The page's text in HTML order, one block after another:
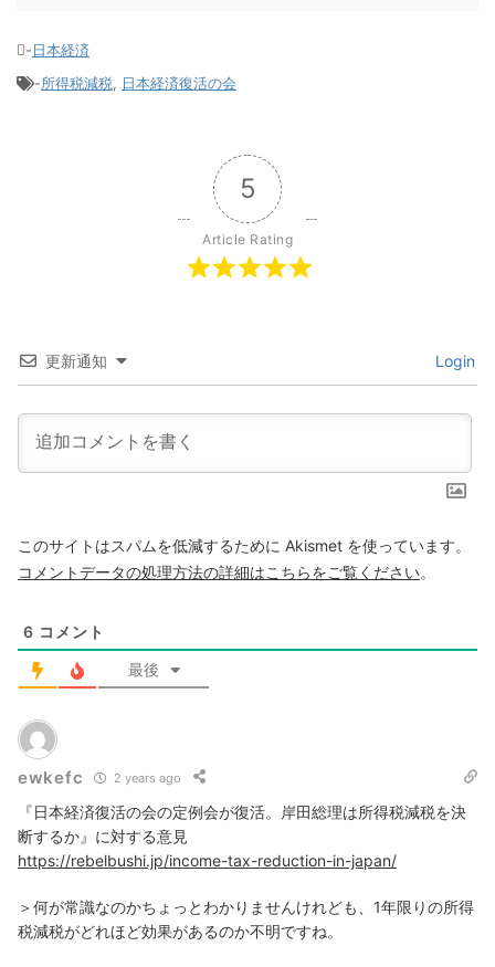
-日本経済
-所得税減税, 日本経済復活の会
5
Article Rating
更新通知 Login
このサイトはスパムを低減するために Akismet を使っています。
コメントデータの処理方法の詳細はこちらをご覧ください。
6 コメント
最後
ewkefc 2 years ago
『日本経済復活の会の定例会が復活。岸田総理は所得税減税を決
断するか』に対する意見
https://rebelbushi.jp/income-tax-reduction-in-japan/
＞何が常識なのかちょっとわかりませんけれども、1年限りの所得
税減税がどれほど効果があるのか不明ですね。